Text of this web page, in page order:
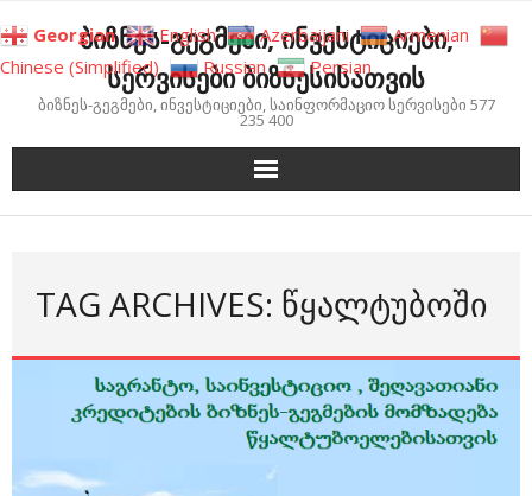
to
content
ბიზნეს-გეგმები, ინვესტიციები,
სერვისები ბიზნესისათვის
ბიზნეს-გეგმები, ინვესტიციები, საინფორმაციო სერვისები 577
235 400
TAG ARCHIVES: ᲬᲧᲐᲚᲢᲣᲑᲝᲨᲘ
Georgian English Azerbaijani
Armenian
Chinese (Simplified)
Russian Persian